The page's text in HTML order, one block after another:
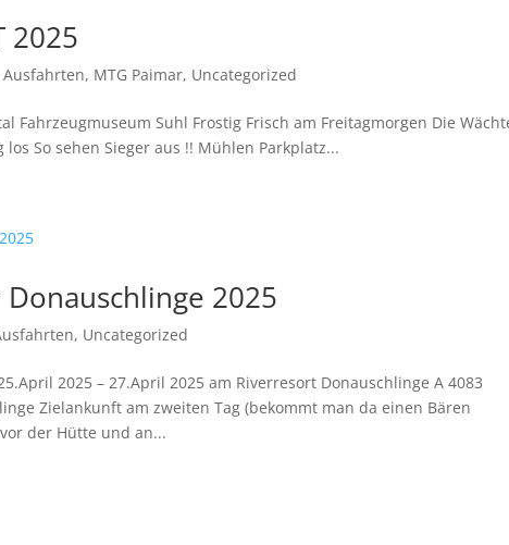
2025
Ausfahrten, MTG Paimar, Uncategorized
Fahrzeugmuseum Suhl Frostig Frisch am Freitagmorgen Die
So sehen Sieger aus !! Mühlen Parkplatz...
2025
, Uncategorized
2025 – 27.April 2025 am Riverresort Donauschlinge A 4083
Zielankunft am zweiten Tag (bekommt man da einen Bären
der Hütte und an...